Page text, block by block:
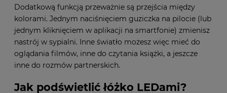
Dodatkową funkcją przeważnie są przejścia między
kolorami. Jednym naciśnięciem guziczka na pilocie (lub
jednym kliknięciem w aplikacji na smartfonie) zmienisz
nastrój w sypialni. Inne światło możesz więc mieć do
oglądania filmów, inne do czytania książki, a jeszcze
inne do rozmów partnerskich.
Jak podświetlić łóżko LEDami?